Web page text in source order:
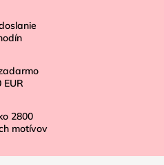
EUR
2800
motívov